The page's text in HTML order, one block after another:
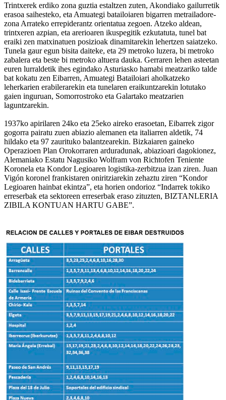
Trintxerek erdiko zona guztia estaltzen zuten, Akondiako gailurretik
erasoa saihesteko, eta Amuategi batailoiaren bigarren metrailadore-
zona Arrateko errepiderantz orientatua zegoen. Atzeko aldean,
trintxeren azpian, eta arerioaren ikuspegitik ezkutatuta, tunel bat
eraiki zen matxinatuen posizioak dinamitarekin lehertzen saiatzeko.
Tunela gaur egun bisita daiteke, eta 29 metroko luzera, bi metroko
zabalera eta beste bi metroko altuera dauka. Gerraren lehen asteetan
euren lurraldetik ihes egindako Asturiasko hamabi meatzariko talde
bat kokatu zen Eibarren, Amuategi Batailoiari aholkatzeko
leherkarien erabilerarekin eta tunelaren eraikuntzarekin lotutako
gaien inguruan, Somorrostroko eta Galartako meatzarien
laguntzarekin.
1937ko apirilaren 24ko eta 25eko aireko erasoetan, Eibarrek zigor
gogorra pairatu zuen abiazio alemanen eta italiarren aldetik, 74
hildako eta 97 zaurituko balantzearekin. Bizkaiaren gaineko
Operazioen Plan Orokorraren arduradunak, abiazioari dagokionez,
Alemaniako Estatu Nagusiko Wolfram von Richtofen Teniente
Koronela eta Kondor Legioaren logistika-zerbitzua izan ziren. Juan
Vigón koronel frankistaren oniritziarekin zehaztu ziren “Kondor
Legioaren hainbat ekintza”, eta horien ondorioz “Indarrek tokiko
erreserbak eta sektoreen erreserbak eraso zituzten, BIZTANLERIA
ZIBILA KONTUAN HARTU GABE”.